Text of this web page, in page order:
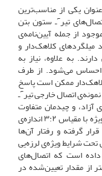
یکی از مناسب‌ترین
تیرٓـ ستون بتن
از جمله آیین‌نامه‌ی
میلگردهای کلاهک‌دار و
به علاوه، نیاز به
احساس می‌شود. از طرف
ممکن است پاسخ
اتصال را تحت تأثیر قرار دهد. در این پژوهش، ۴ نمونه‌ی اتصال خارجی تیرٓـ
آزاد، و چیدمان متفاوت
میلگردهای کلاهک‌دار براساس ضوابط لرزه‌یی ویژه با مقیاس ۳:۲ اندازه‌ی
گرفته و رفتار آن‌ها
شرایط ویژه‌ی لرزه‌یی
است که اتصال‌های
از مقدار تعیین‌شده در